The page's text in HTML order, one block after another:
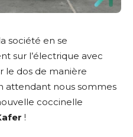
société en se
sur l’électrique avec
le dos de manière
attendant nous sommes
coccinelle
!